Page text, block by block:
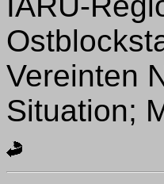
Vereinten
Situation;